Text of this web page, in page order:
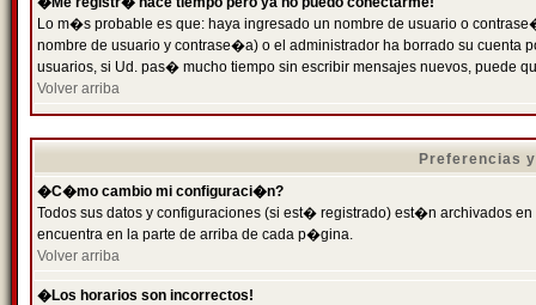
Lo m�s probable es que: haya ingresado un nombre de usuario o
nombre de usuario y contrase�a) o el administrador ha borrado su
usuarios, si Ud. pas� mucho tiempo sin escribir mensajes nuevos, puede
Volver arriba
Preferencias
�C�mo cambio mi configuraci�n?
Todos sus datos y configuraciones (si est� registrado) est�n archivados
encuentra en la parte de arriba de cada p�gina.
Volver arriba
�Los horarios son incorrectos!